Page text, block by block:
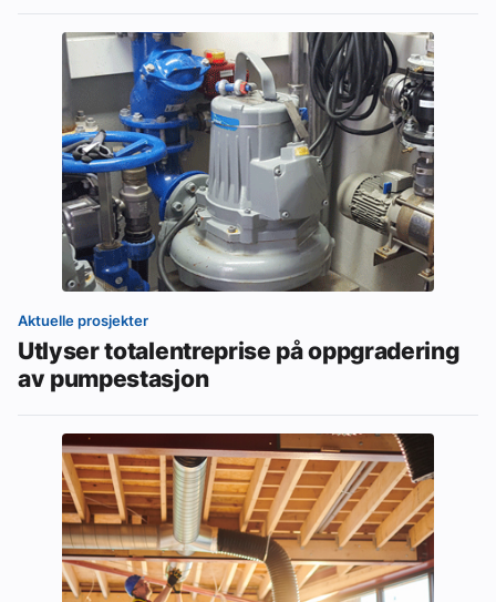
Aktuelle prosjekter
Utlyser totalentreprise på oppgradering
av pumpestasjon